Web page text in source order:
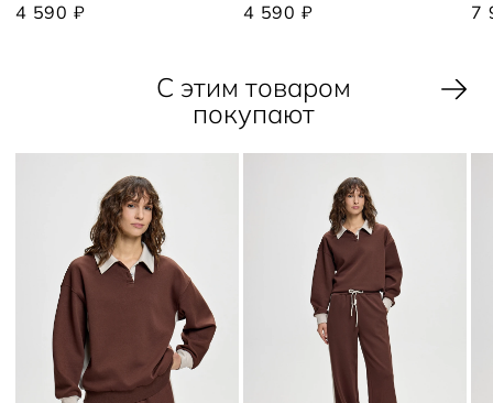
4 590 ₽ 4 590 ₽ 7
С этим товаром
покупают